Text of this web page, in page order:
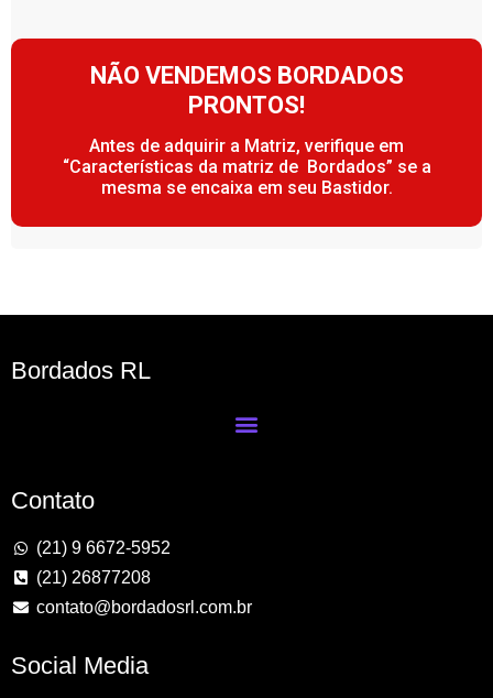
NÃO VENDEMOS BORDADOS
PRONTOS!
Antes de adquirir a Matriz, verifique em
“Características da matriz de Bordados” se a
mesma se encaixa em seu Bastidor.
Bordados RL
Contato
(21) 9 6672-5952
(21) 26877208
contato@bordadosrl.com.br
Social Media